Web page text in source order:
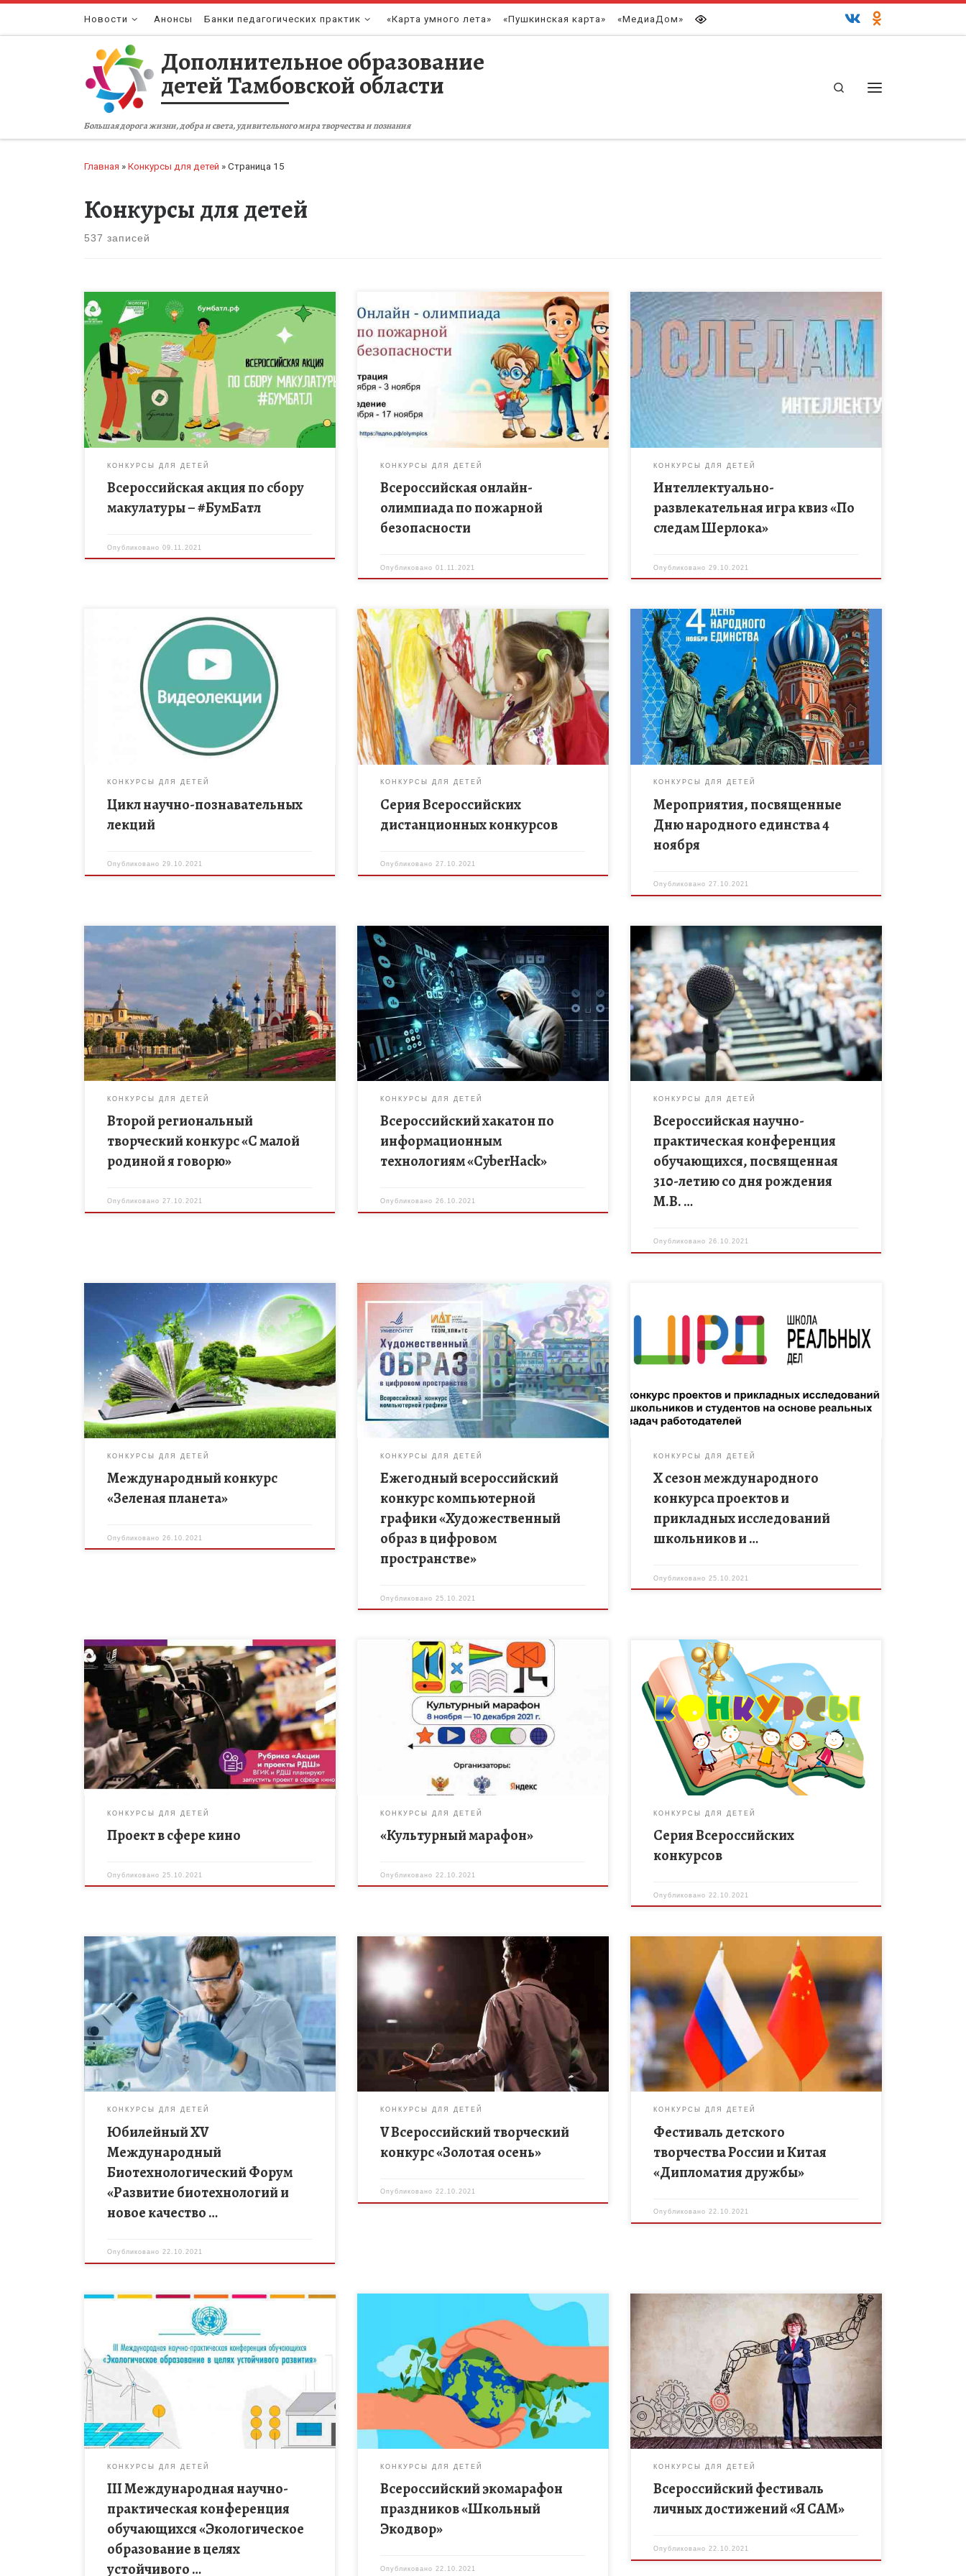
Перейти к содержимому
Новости Анонсы Банки педагогических практик «Карта умного лета» «Пушкинская карта» «МедиаДом»
Дополнительное образование
детей Тамбовской области
Большая дорога жизни, добра и света, удивительного мира творчества и познания
Search
Главная » Конкурсы для детей » Страница 15
Конкурсы для детей
537 записей
Спешите принять участие во Всероссийской акции
по сбору макулатуры – #БумБатл. Цель проведения
#БумБатл – максимальное вовлечение населения в
активности по сбору макулатуры для переработки,
[…]
КОНКУРСЫ ДЛЯ ДЕТЕЙ
Всероссийская акция по сбору
макулатуры – #БумБатл
Опубликовано09.11.2021
С 10 по 17 ноября пройдет Всероссийская онлайн-
олимпиада по пожарной безопасности , которая
проводится Всероссийским добровольным
пожарным обществом при поддержке МЧС России
на информационном портале […]
КОНКУРСЫ ДЛЯ ДЕТЕЙ
Всероссийская онлайн-
олимпиада по пожарной
безопасности
Опубликовано01.11.2021
Не упустите возможность принять участие в
Интеллектуально-развлекательном квизе «По
следам Шерлока». Основной целью игры является
повышение правовой культуры и содействие в
правовом воспитании молодежи, развитие […]
КОНКУРСЫ ДЛЯ ДЕТЕЙ
Интеллектуально-
развлекательная игра квиз «По
следам Шерлока»
Опубликовано 29.10.2021
ФГБОУ ВО Мичуринский ГАУ в рамках
регионального Фестиваля науки NAUKA 0+
подготовил цикл научно-познавательных лекций о
новых технологиях в современном обществе.
График размещения и тематику […]
КОНКУРСЫ ДЛЯ ДЕТЕЙ
Цикл научно-познавательных
лекций
Опубликовано29.10.2021
Спешите принять участие во Всероссийских
дистанционных конкурсах, которые проводятся с
целью организации внеурочной деятельности.
Принять участие могут все желающие. Актуальные
конкурсы: 1 «Мои любимые животные» […]
КОНКУРСЫ ДЛЯ ДЕТЕЙ
Серия Всероссийских
дистанционных конкурсов
Опубликовано27.10.2021
Ежегодно на территории Тамбовской области
проводятся мероприятия, приуроченные к Дню
народного единства, который празднуется 4
ноября. В связи со сложной эпидемиологической
обстановкой, сложившейся в регионе, […]
КОНКУРСЫ ДЛЯ ДЕТЕЙ
Мероприятия, посвященные
Дню народного единства 4
ноября
Опубликовано27.10.2021
Спешите принять участие во Втором региональном
творческом конкурсе «С малой родиной я
говорю», целью которого является популяризация
литературного творчества о Тамбовском крае и
привлечение внимания […]
КОНКУРСЫ ДЛЯ ДЕТЕЙ
Второй региональный
творческий конкурс «С малой
родиной я говорю»
Опубликовано27.10.2021
Приглашаем принять участие во Всероссийском
хакатоне по информационным технологиям
«CyberHack», цель которого – популяризация
информационных технологий, создание условий
для появления новых идей в конкретной
предметной […]
КОНКУРСЫ ДЛЯ ДЕТЕЙ
Всероссийский хакатон по
информационным
технологиям «CyberHack»
Опубликовано26.10.2021
Спешите принять участие во Всероссийской
научно-практической конференции обучающихся,
посвященной 310-летию со дня рождения М.В.
Ломоносова «Познаём. Исследуем. Проектируем»,
цель которой содействие развитию научно-
исследовательской и проектной […]
КОНКУРСЫ ДЛЯ ДЕТЕЙ
Всероссийская научно-
практическая конференция
обучающихся, посвященная
310-летию со дня рождения
М.В. …
Опубликовано26.10.2021
Спешите принять участие в Международном
конкурсе «Зеленая планета, приуроченном ко Дню
образования Международного союза охраны
природы и природных ресурсов. Основные цели
конкурса: — привлечения внимания […]
КОНКУРСЫ ДЛЯ ДЕТЕЙ
Международный конкурс
«Зеленая планета»
Опубликовано 26.10.2021
Спешите принять участие в ежегодном
всероссийском конкурсе компьютерной графики
«Художественный образ в цифровом
пространстве». Конкурс проводится для учащихся
14–22 лет по трем номинациям: — «Цифровая […]
КОНКУРСЫ ДЛЯ ДЕТЕЙ
Ежегодный всероссийский
конкурс компьютерной
графики «Художественный
образ в цифровом
пространстве»
Опубликовано 25.10.2021
Приглашаем школьников 7-11 классов и студентов
колледжей и вузов принять участие в X сезоне
международного конкурса проектов и прикладных
[…]
КОНКУРСЫ ДЛЯ ДЕТЕЙ
X сезон международного
конкурса проектов и
прикладных исследований
школьников и …
Опубликовано 25.10.2021
Российское движение школьников совместно с
Всероссийским государственным университетом
кинематографии имени С. А. Герасимова планирует
запустить проект в сфере кино. Помогите нам
сделать этот проект лучше […]
КОНКУРСЫ ДЛЯ ДЕТЕЙ
Проект в сфере кино
Опубликовано 25.10.2021
С 8 ноября по 10 декабря пройдёт ежегодный
«Культурный марафон», который в этом году будет
посвящён кинематографу. Такая тема выбрана не
случайно, ведь 125 лет […]
КОНКУРСЫ ДЛЯ ДЕТЕЙ
«Культурный марафон»
Опубликовано 22.10.2021
Спешите принять участие в серии Всероссийских
конкурсов, которые проводятся Центром
конкурсов и олимпиад. Актуальные мероприятия:
— Всероссийский экологический конкурс-акция
«Кормушка для птиц» Заявки на участие […]
КОНКУРСЫ ДЛЯ ДЕТЕЙ
Серия Всероссийских
конкурсов
Опубликовано 22.10.2021
В период с 15 по 17 ноября 2021 года в
Московском государственном университете
пищевых производств, в рамках проведения
Российского Года науки и технологий, состоится
Юбилейный […]
КОНКУРСЫ ДЛЯ ДЕТЕЙ
Юбилейный ХV
Международный
Биотехнологический Форум
«Развитие биотехнологий и
новое качество …
Опубликовано22.10.2021
Приглашаем принять участие в V Всероссийском
творческом конкурсе «Золотая осень», цель
которого развитие интеллектуального творчества,
творческой активности, активизация внеклассной
и внешкольной работы, предоставление
участникам возможности […]
КОНКУРСЫ ДЛЯ ДЕТЕЙ
V Всероссийский творческий
конкурс «Золотая осень»
Опубликовано22.10.2021
Спешите принять участие в Фестивале детского
творчества России и Китая «Дипломатия дружбы».
Целями и задачами фестиваля являются:
выявление и поддержка молодых талантов для
дальнейшей работы […]
КОНКУРСЫ ДЛЯ ДЕТЕЙ
Фестиваль детского
творчества России и Китая
«Дипломатия дружбы»
Опубликовано22.10.2021
ФГБОУ ДО ФЦДО 27 октября 2021 г. в онлайн-
формате проводит III Международную научно-
практическую конференцию обучающихся
«Экологическое образование в целях устойчивого
развития». Конференция призвана привлечь
внимание […]
КОНКУРСЫ ДЛЯ ДЕТЕЙ
III Международная научно-
практическая конференция
обучающихся «Экологическое
образование в целях
устойчивого …
Приглашаем к участию во Всероссийском
экомарафоне праздников «Школьный Экодвор»,
первый этап которого пройдет с 13-го по 30
октября 2021 года. В рамках марафона учителям и
КОНКУРСЫ ДЛЯ ДЕТЕЙ
Всероссийский экомарафон
праздников «Школьный
Экодвор»
Опубликовано22.10.2021
До 6го декабря спешите подать заявку на участие
во Всероссийском фестивале личных достижений
«Я САМ». К участию в фестивале приглашаются
учащиеся средних общеобразовательных
учреждений, средне […]
КОНКУРСЫ ДЛЯ ДЕТЕЙ
Всероссийский фестиваль
личных достижений «Я САМ»
Опубликовано22.10.2021